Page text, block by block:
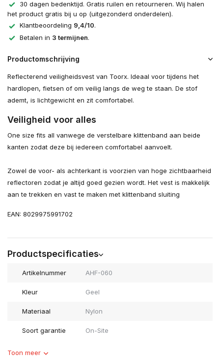
30 dagen bedenktijd. Gratis ruilen en retourneren. Wij halen
het product gratis bij u op (uitgezonderd onderdelen).
Klantbeoordeling 9,4/10.
Betalen in 3 termijnen.
Productomschrijving
Reflecterend veiligheidsvest van Toorx. Ideaal voor tijdens het
hardlopen, fietsen of om veilig langs de weg te staan. De stof
ademt, is lichtgewicht en zit comfortabel.
Veiligheid voor alles
One size fits all vanwege de verstelbare klittenband aan beide
kanten zodat deze bij iedereen comfortabel aanvoelt.
Zowel de voor- als achterkant is voorzien van hoge zichtbaarheid
reflectoren zodat je altijd goed gezien wordt. Het vest is makkelijk
aan te trekken en vast te maken met klittenband sluiting
EAN: 8029975991702
Productspecificaties
Artikelnummer AHF-060
Kleur Geel
Materiaal Nylon
Soort garantie On-Site
Toon meer